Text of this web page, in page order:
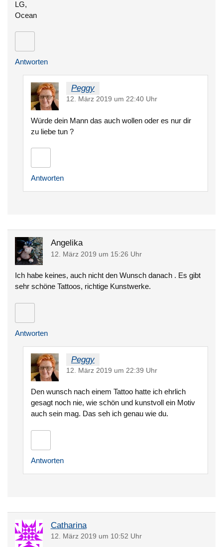
LG,
Ocean
Antworten
Peggy
12. März 2019 um 22:40 Uhr
Würde dein Mann das auch wollen oder es nur dir
zu liebe tun ?
Antworten
Angelika
12. März 2019 um 15:26 Uhr
Ich habe keines, auch nicht den Wunsch danach . Es gibt
sehr schöne Tattoos, richtige Kunstwerke.
Antworten
Peggy
12. März 2019 um 22:39 Uhr
Den wunsch nach einem Tattoo hatte ich ehrlich
gesagt noch nie, wie schön und kunstvoll ein Motiv
auch sein mag. Das seh ich genau wie du.
Antworten
Catharina
12. März 2019 um 10:52 Uhr